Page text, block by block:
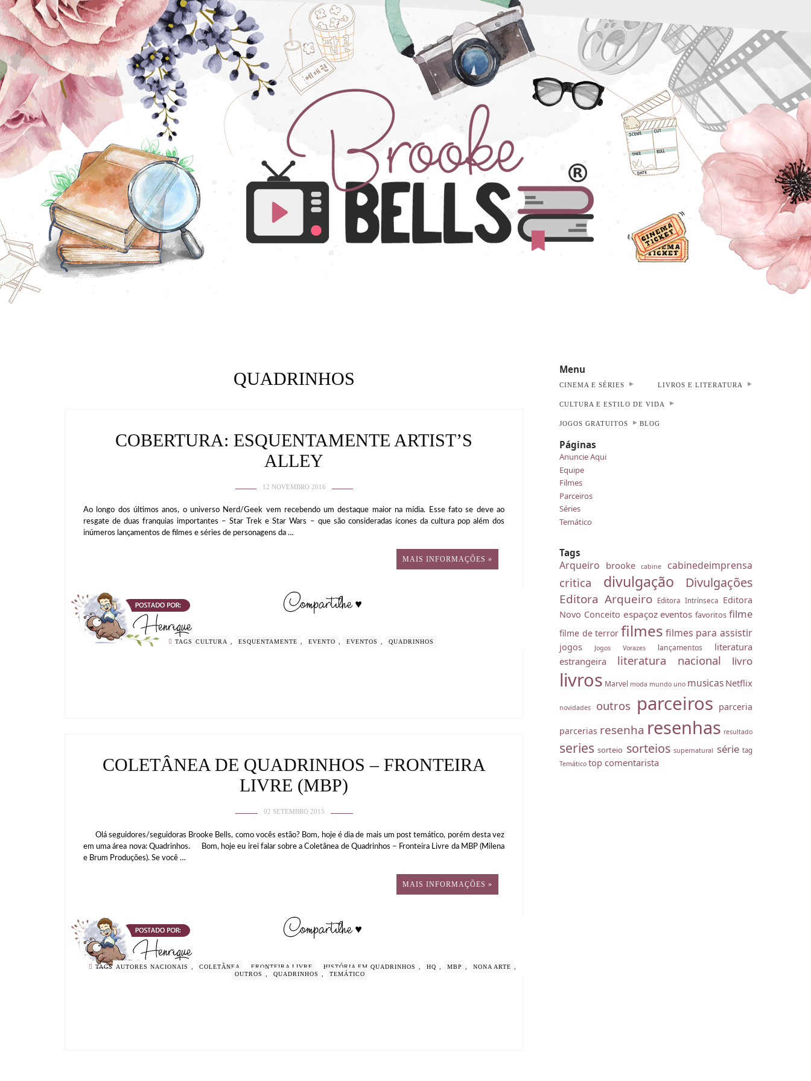
QUADRINHOS
COBERTURA: ESQUENTAMENTE ARTIST’S
ALLEY
12 NOVEMBRO 2016
Ao longo dos últimos anos, o universo Nerd/Geek vem recebendo um destaque maior na mídia. Esse fato se deve ao
resgate de duas franquias importantes – Star Trek e Star Wars – que são consideradas ícones da cultura pop além dos
inúmeros lançamentos de filmes e séries de personagens da …
MAIS INFORMAÇÕES »
TAGS CULTURA , ESQUENTAMENTE , EVENTO , EVENTOS , QUADRINHOS
COLETÂNEA DE QUADRINHOS – FRONTEIRA
LIVRE (MBP)
02 SETEMBRO 2015
Olá seguidores/seguidoras Brooke Bells, como vocês estão? Bom, hoje é dia de mais um post temático, porém desta vez
em uma área nova: Quadrinhos. Bom, hoje eu irei falar sobre a Coletânea de Quadrinhos – Fronteira Livre da MBP (Milena
e Brum Produções). Se você …
MAIS INFORMAÇÕES »
TAGS AUTORES NACIONAIS COLETÂNEA FRONTEIRA LIVRE HISTÓRIA EM QUADRINHOS HQ MBP NONA ARTE
OUTROS
QUADRINHOS TEMÁTICO
Menu
CINEMA E SÉRIES LIVROS E LITERATURA
CULTURA E ESTILO DE VIDA
JOGOS GRATUITOS BLOG
Páginas
Anuncie Aqui
Equipe
Filmes
Parceiros
Séries
Temático
Tags
Arqueiro brooke cabine cabinedeimprensa
critica divulgação Divulgações
Editora Arqueiro Editora Intrínseca Editora
Novo Conceito espaçoz eventos favoritos filme
filme de terror filmes filmes para assistir
jogos Jogos Vorazes lançamentos
literatura
estrangeira
literatura nacional livro
livros Marvel moda mundo uno musicas Netflix
novidades outros parceiros parceria
parcerias resenha resenhas resultado
series sorteio sorteios supernatural série tag
Temático top comentarista